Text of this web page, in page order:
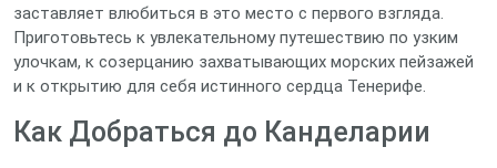
заставляет влюбиться в это место с первого взгляда.
Приготовьтесь к увлекательному путешествию по узким
улочкам, к созерцанию захватывающих морских пейзажей
и к открытию для себя истинного сердца Тенерифе.
Как Добраться до Канделарии